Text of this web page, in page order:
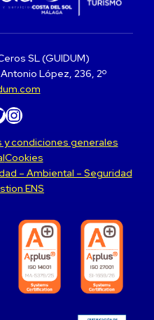
SL (GUIDUM)
López, 236, 2º
Instagram
y condiciones generales
Cookies
– Ambiental – Seguridad
ENS